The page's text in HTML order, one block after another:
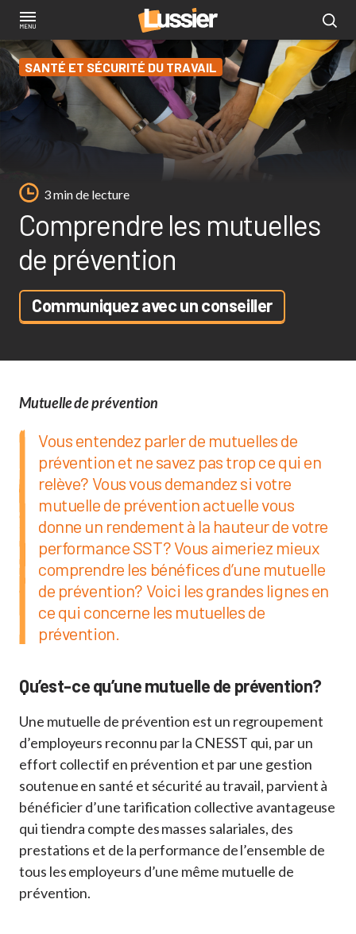
Aller
contenu
principalSANTÉ ET SÉCURITÉ DU TRAVAIL
3 min de lecture
Comprendre les mutuelles
de prévention
Communiquez avec un conseiller
Mutuelle de prévention
Vous entendez parler de mutuelles de
prévention et ne savez pas trop ce qui en
relève? Vous vous demandez si votre
mutuelle de prévention actuelle vous
donne un rendement à la hauteur de votre
performance SST? Vous aimeriez mieux
comprendre les bénéfices d’une mutuelle
de prévention? Voici les grandes lignes en
ce qui concerne les mutuelles de
prévention.
Qu’est-ce qu’une mutuelle de prévention?
Une mutuelle de prévention est un regroupement
d’employeurs reconnu par la CNESST qui, par un
effort collectif en prévention et par une gestion
soutenue en santé et sécurité au travail, parvient à
bénéficier d’une tarification collective avantageuse
qui tiendra compte des masses salariales, des
prestations et de la performance de l’ensemble de
tous les employeurs d’une même mutuelle de
prévention.